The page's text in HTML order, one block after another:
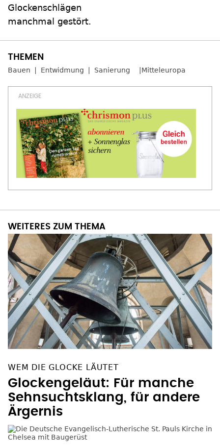
Glockenschlägen
manchmal gestört.
Bauen Entwidmung Sanierung Mitteleuropa
WEITERES ZUM THEMA
WEM DIE GLOCKE LÄUTET
Glockengeläut: Für manche
Sehnsuchtsklang, für andere
Ärgernis